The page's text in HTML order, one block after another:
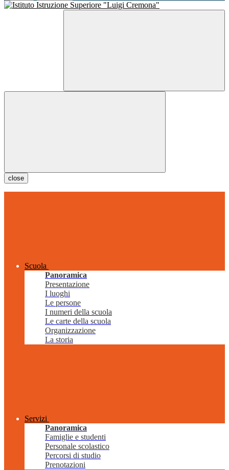
close
Scuola
Panoramica
Presentazione
I luoghi
Le persone
I numeri della scuola
Le carte della scuola
Organizzazione
La storia
Servizi
Panoramica
Famiglie e studenti
Personale scolastico
Percorsi di studio
Prenotazioni